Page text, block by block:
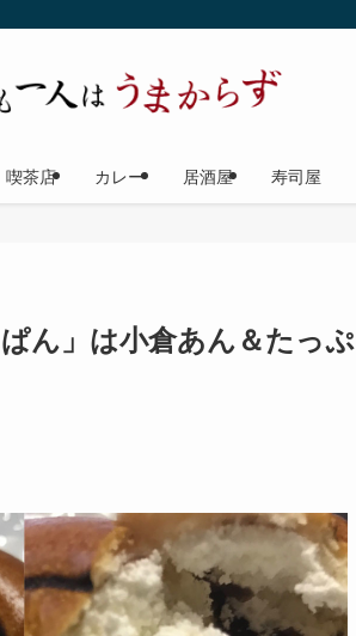
喫茶店 カレー 居酒屋 寿司屋
ん」は小倉あん＆たっぷ